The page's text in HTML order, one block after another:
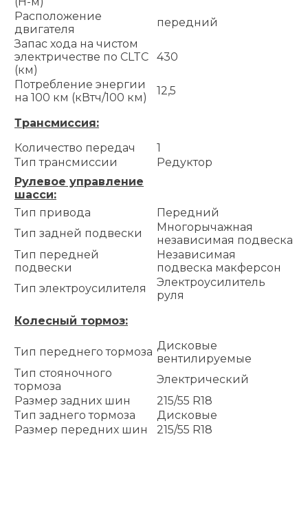
Расположение
двигателя
передний
Запас хода на чистом
электричестве по CLTC
(км)
430
Потребление энергии
на 100 км (кВтч/100 км)
12,5
Трансмиссия:
Количество передач
1
Тип трансмиссии
Редуктор
Рулевое управление
шасси:
Тип привода
Передний
Тип задней подвески
Многорычажная
независимая подвеска
Тип передней
подвески
Независимая
подвеска макферсон
Тип электроусилителя
Электроусилитель
руля
Колесный тормоз:
Тип переднего тормоза Дисковые
вентилируемые
Тип стояночного
тормоза
Электрический
Размер задних шин
215/55 R18
Тип заднего тормоза
Дисковые
Размер передних шин
215/55 R18